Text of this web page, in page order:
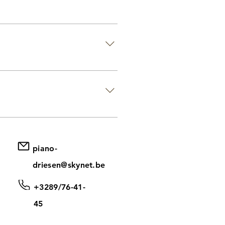
d'une large gamme
d'une journée, d'un
! Il est possible de prendre
piano-
driesen@skynet.be
+3289/76-41-
45